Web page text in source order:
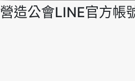
營造公會LINE官方帳